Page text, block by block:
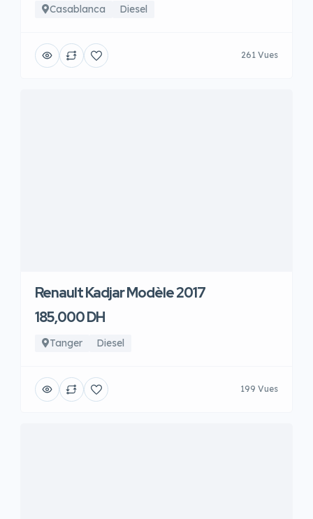
Casablanca Diesel
261 Vues
Renault Kadjar Modèle 2017
185,000 DH
Tanger Diesel
199 Vues